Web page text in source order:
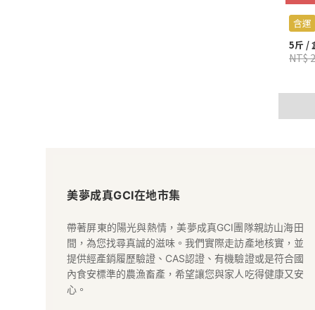
含運
5斤 /
NT$
夢
成
真
GCI
美夢成真GCI在地市集
帶著屏東的陽光與熱情，美夢成真GCI團隊親訪山海田
間，為您找尋真誠的滋味。我們實際走訪產地核實，並
提供經產銷履歷驗證、CAS認證、有機驗證或是符合國
內食安標準的農漁畜產，希望讓您與家人吃得健康又安
心。